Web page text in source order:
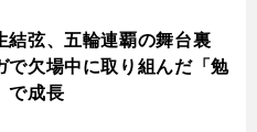
結弦、五輪連覇の舞台裏
で欠場中に取り組んだ「勉
で成長